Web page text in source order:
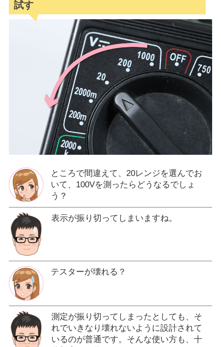
試す
ところで間違えて、20レンジを選んでお
いて、100Vを測ったらどうなるでしょ
う？
表示が振り切ってしまいますね。
テスターが壊れる？
測定が振り切ってしまったとしても、そ
れでいきなり壊れないように設計されて
いるのが普通です。そんな使い方も、十